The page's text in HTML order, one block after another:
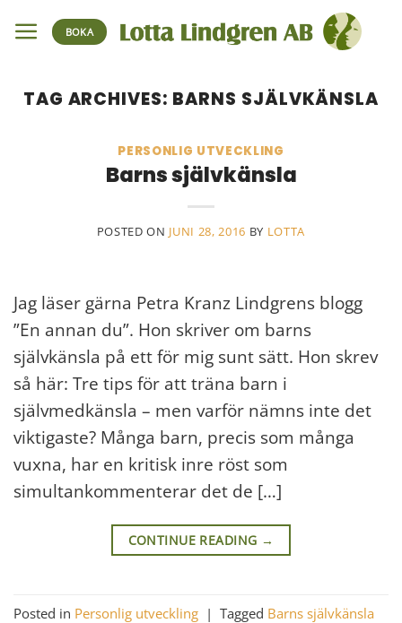
BOKA
TAG ARCHIVES: BARNS SJÄLVKÄNSLA
PERSONLIG UTVECKLING
Barns självkänsla
POSTED ON JUNI 28, 2016 BY LOTTA
Jag läser gärna Petra Kranz Lindgrens blogg
”En annan du”. Hon skriver om barns
självkänsla på ett för mig sunt sätt. Hon skrev
så här: Tre tips för att träna barn i
självmedkänsla – men varför nämns inte det
viktigaste? Många barn, precis som många
vuxna, har en kritisk inre röst som
simultankommenterar det de […]
CONTINUE READING →
Posted in Personlig utveckling | Tagged Barns självkänsla